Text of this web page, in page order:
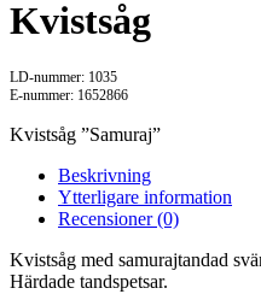
Kvistsåg
LD-nummer: 1035
E-nummer: 1652866
Kvistsåg ”Samuraj”
Beskrivning
Ytterligare information
Recensioner (0)
Kvistsåg med samurajtandad
Härdade tandspetsar.